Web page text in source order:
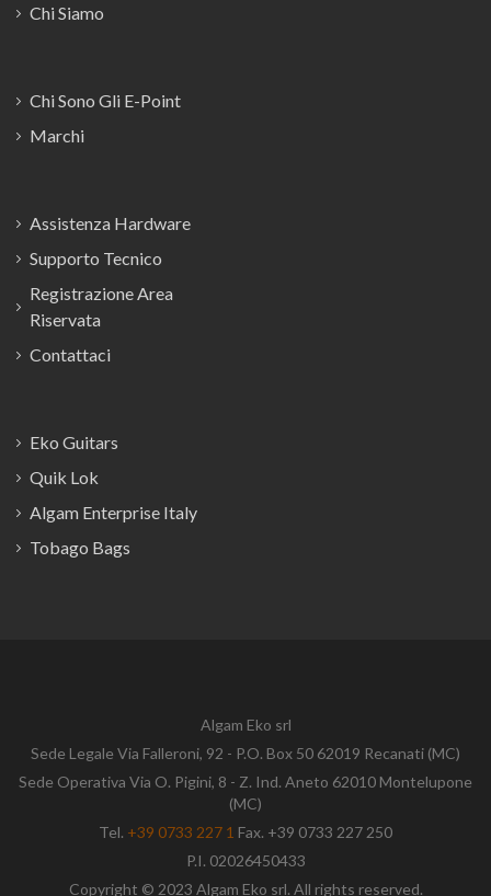
Chi Siamo
Chi Sono Gli E-Point
Marchi
Assistenza Hardware
Supporto Tecnico
Registrazione Area
Riservata
Contattaci
Eko Guitars
Quik Lok
Algam Enterprise Italy
Tobago Bags
Algam Eko srl
Sede Legale Via Falleroni, 92 - P.O. Box 50 62019 Recanati (MC)
Sede Operativa Via O. Pigini, 8 - Z. Ind. Aneto 62010 Montelupone
(MC)
Tel. +39 0733 227 1 Fax. +39 0733 227 250
P.I. 02026450433
Copyright © 2023 Algam Eko srl. All rights reserved.